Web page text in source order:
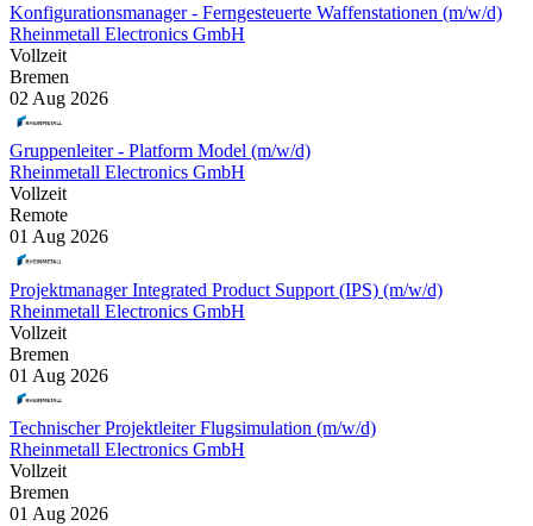
Konfigurationsmanager - Ferngesteuerte Waffenstationen (m/w/d)
Rheinmetall Electronics GmbH
Vollzeit
Bremen
02 Aug 2026
Gruppenleiter - Platform Model (m/w/d)
Rheinmetall Electronics GmbH
Vollzeit
Remote
01 Aug 2026
Projektmanager Integrated Product Support (IPS) (m/w/d)
Rheinmetall Electronics GmbH
Vollzeit
Bremen
01 Aug 2026
Technischer Projektleiter Flugsimulation (m/w/d)
Rheinmetall Electronics GmbH
Vollzeit
Bremen
01 Aug 2026